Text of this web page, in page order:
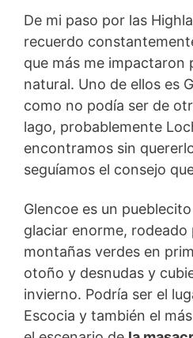
De mi paso por las
recuerdo
que más me impactaron
natural. Uno de ellos es
como no podía ser de
lago, probablemente
encontramos sin
seguíamos el consejo
Glencoe es un
glaciar enorme, rodeado
montañas verdes en
otoño y desnudas y
invierno. Podría ser el
Escocia y también el